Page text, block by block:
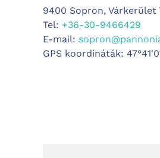
9400 Sopron, Várkerület
Tel: +36-30-9466429
E-mail:
GPS koordináták: